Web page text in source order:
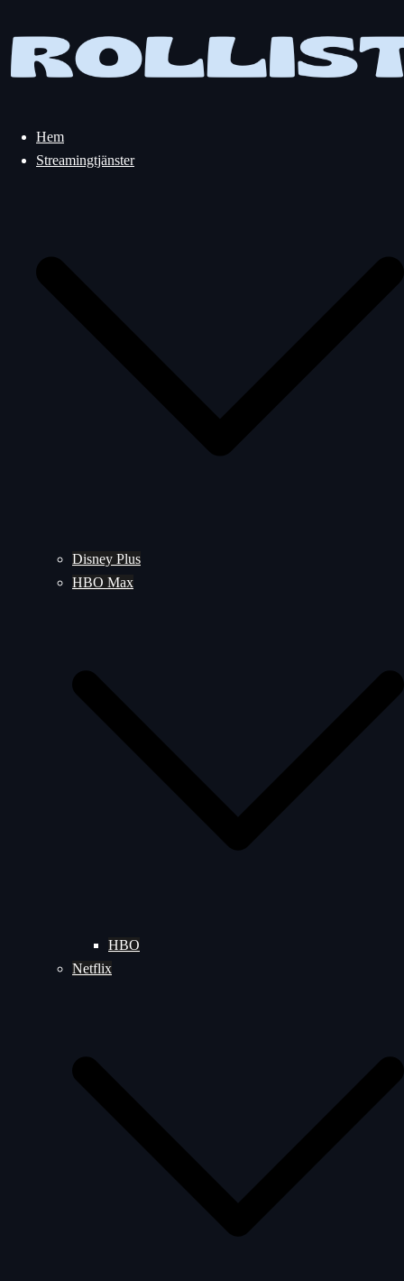
innehåll
Hem
Streamingtjänster
Disney Plus
HBO Max
HBO
Netflix